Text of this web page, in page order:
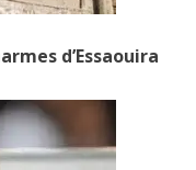
d’Essaouira